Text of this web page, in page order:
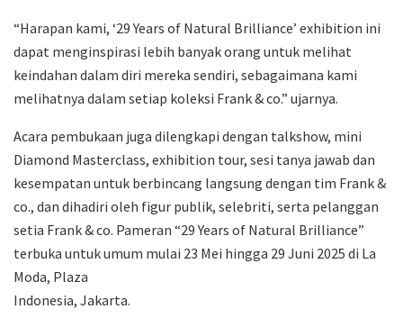
“Harapan kami, ‘29 Years of Natural Brilliance’ exhibition ini
dapat menginspirasi lebih banyak orang untuk melihat
keindahan dalam diri mereka sendiri, sebagaimana kami
melihatnya dalam setiap koleksi Frank & co.” ujarnya.
Acara pembukaan juga dilengkapi dengan talkshow, mini
Diamond Masterclass, exhibition tour, sesi tanya jawab dan
kesempatan untuk berbincang langsung dengan tim Frank &
co., dan dihadiri oleh figur publik, selebriti, serta pelanggan
setia Frank & co. Pameran “29 Years of Natural Brilliance”
terbuka untuk umum mulai 23 Mei hingga 29 Juni 2025 di La
Moda, Plaza
Indonesia, Jakarta.